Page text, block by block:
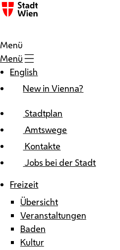
Zum Inhalt
Menü
Menü
English
New in Vienna?
Stadtplan
Amtswege
Kontakte
Jobs bei der Stadt
Freizeit
Übersicht
Veranstaltungen
Baden
Kultur